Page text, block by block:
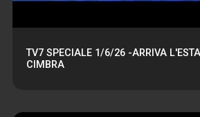
TV7 SPECIALE 1/6/26 -ARRIVA
CIMBRA